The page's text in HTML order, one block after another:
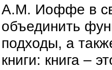
А.М. Иоффе в
объединить
подходы, а
книги: книга –